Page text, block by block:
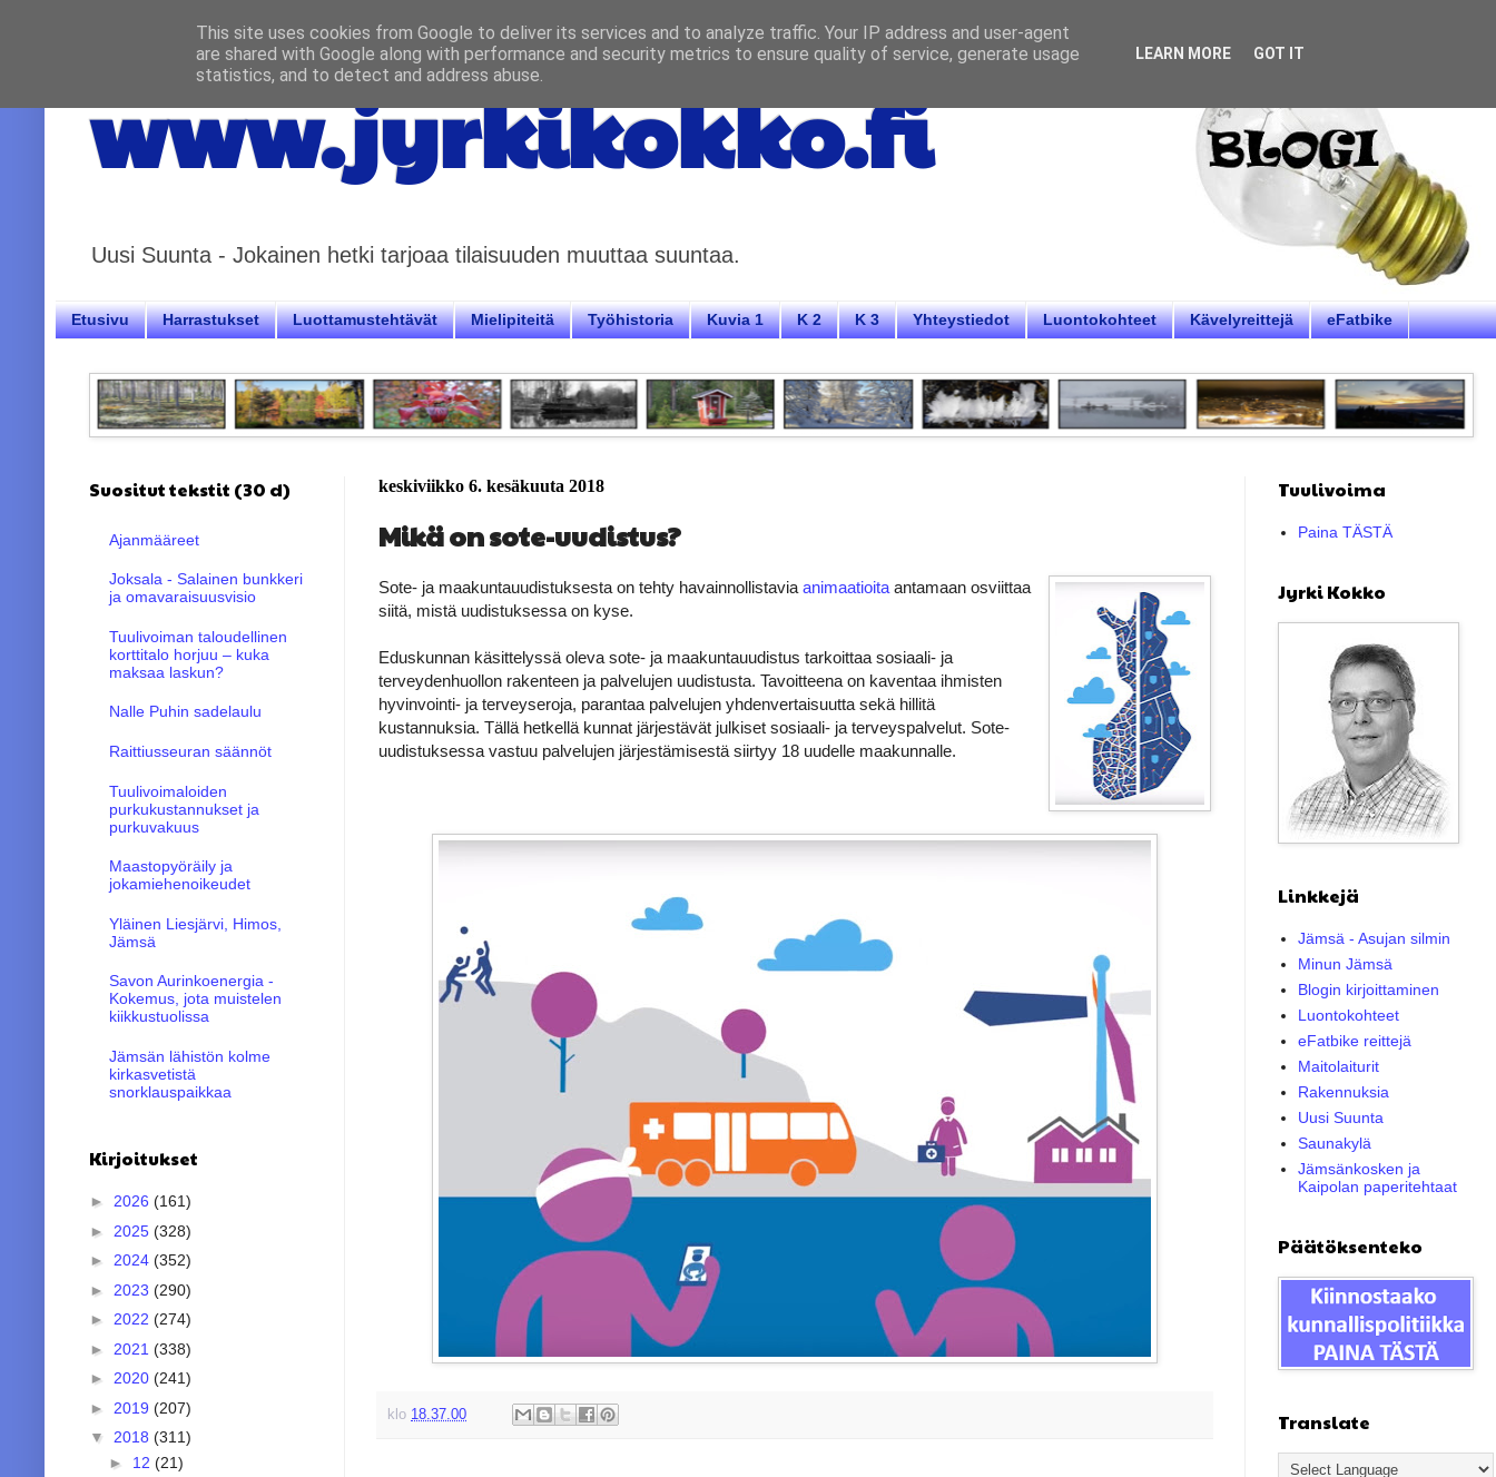
www.jyrkikokko.fi
Uusi Suunta - Jokainen hetki tarjoaa tilaisuuden muuttaa suuntaa.
Etusivu Harrastukset Luottamustehtävät Mielipiteitä Työhistoria Kuvia 1 K 2 K 3 Yhteystiedot Luontokohteet Kävelyreittejä eFatbike
keskiviikko 6. kesäkuuta 2018
Mikä on sote-uudistus?
Sote- ja maakuntauudistuksesta on tehty havainnollistavia animaatioita antamaan osviittaa
siitä, mistä uudistuksessa on kyse.
Eduskunnan käsittelyssä oleva sote- ja maakuntauudistus tarkoittaa sosiaali- ja
terveydenhuollon rakenteen ja palvelujen uudistusta. Tavoitteena on kaventaa ihmisten
hyvinvointi- ja terveyseroja, parantaa palvelujen yhdenvertaisuutta sekä hillitä
kustannuksia. Tällä hetkellä kunnat järjestävät julkiset sosiaali- ja terveyspalvelut. Sote-
uudistuksessa vastuu palvelujen järjestämisestä siirtyy 18 uudelle maakunnalle.
klo 18.37.00
Suositut tekstit (30 d)
Ajanmääreet
Joksala - Salainen bunkkeri
ja omavaraisuusvisio
Tuulivoiman taloudellinen
korttitalo horjuu – kuka
maksaa laskun?
Nalle Puhin sadelaulu
Raittiusseuran säännöt
Tuulivoimaloiden
purkukustannukset ja
purkuvakuus
Maastopyöräily ja
jokamiehenoikeudet
Yläinen Liesjärvi, Himos,
Jämsä
Savon Aurinkoenergia -
Kokemus, jota muistelen
kiikkustuolissa
Jämsän lähistön kolme
kirkasvetistä
snorklauspaikkaa
Kirjoitukset
► 2026 (161)
► 2025 (328)
► 2024 (352)
► 2023 (290)
► 2022 (274)
► 2021 (338)
► 2020 (241)
► 2019 (207)
▼ 2018 (311)
► 12 (21)
Tuulivoima
Paina TÄSTÄ
Jyrki Kokko
Linkkejä
Jämsä - Asujan silmin
Minun Jämsä
Blogin kirjoittaminen
Luontokohteet
eFatbike reittejä
Maitolaiturit
Rakennuksia
Uusi Suunta
Saunakylä
Jämsänkosken ja
Kaipolan paperitehtaat
Päätöksenteko
Translate
This site uses cookies from Google to deliver its services and to analyze traffic. Your IP address and user-agent
are shared with Google along with performance and security metrics to ensure quality of service, generate usage
statistics, and to detect and address abuse.
LEARN MORE GOT IT